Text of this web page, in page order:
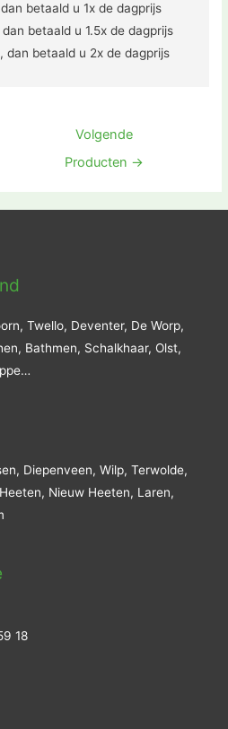
betaald u 1x de dagprijs
betaald u 1.5x de dagprijs
dan betaald u 2x de dagprijs
Volgende
Producten →
Twello, Deventer, De Worp,
Bathmen, Schalkhaar, Olst,
Diepenveen, Wilp, Terwolde,
Nieuw Heeten, Laren,
18